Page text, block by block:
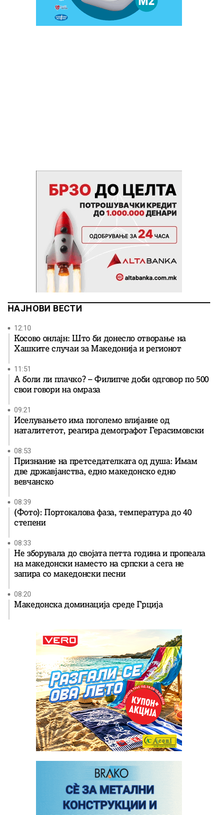
НАЈНОВИ ВЕСТИ
12:10
Косово онлајн: Што би донесло отворање на
Хашките случаи за Македонија и регионот
11:51
А боли ли плачко? – Филипче доби одговор по 500
свои говори на омраза
09:21
Иселувањето има поголемо влијание од
наталитетот, реагира демографот Герасимовски
08:53
Признание на претседателката од душа: Имам
две државјанства, едно македонско едно
вевчанско
08:39
(Фото): Портокалова фаза, температура до 40
степени
08:33
Не зборувала до својата петта година и пропеала
на македонски наместо на српски а сега не
запира со македонски песни
08:20
Македонска доминација среде Грција